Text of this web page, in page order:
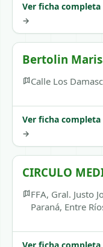
Ver ficha completa
→
Bertolin
Calle Los
Ver ficha completa
→
CIRCULO
FFA, Gral. Justo
Paraná, Entre